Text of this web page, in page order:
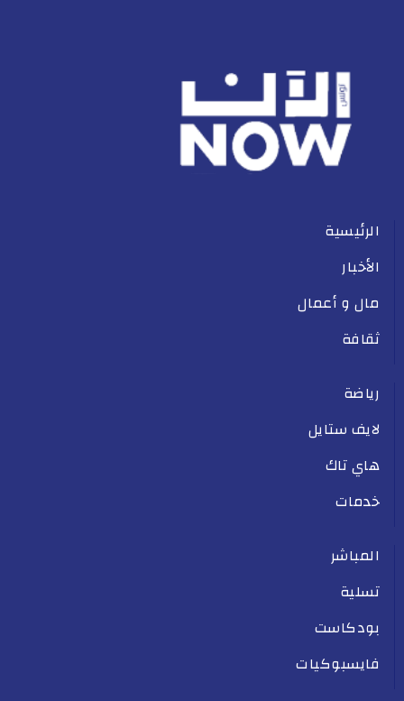
الرئيسية
الأخبار
مال و أعمال
ثقافة
رياضة
لايف ستايل
هاي تاك
خدمات
المباشر
تسلية
بودكاست
فايسبوكيات